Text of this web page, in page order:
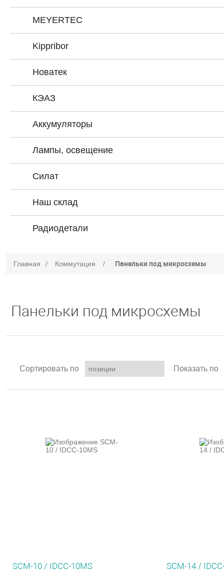
MEYERTEC
Kippribor
Новатек
КЭАЗ
Аккумуляторы
Лампы, освещение
Силат
Наш склад
Радиодетали
Главная / Коммутация / Панельки под микросхемы
Панельки под микросхемы
Сортировать по Показать по
SCM-10 / IDCC-10MS SCM-14 /